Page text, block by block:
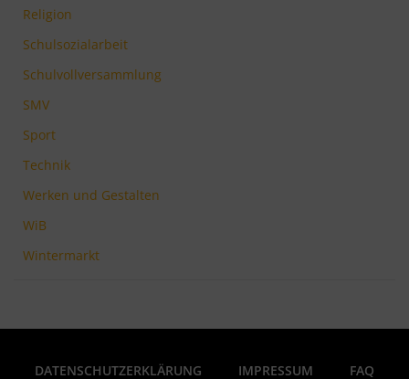
Religion
Schulsozialarbeit
Schulvollversammlung
SMV
Sport
Technik
Werken und Gestalten
WiB
Wintermarkt
DATENSCHUTZERKLÄRUNG IMPRESSUM FAQ